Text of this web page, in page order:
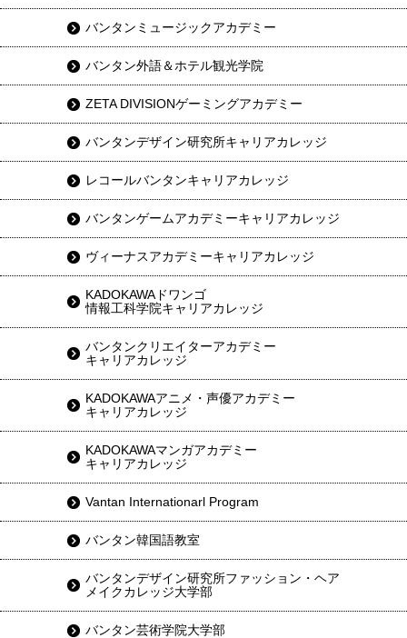
バンタンミュージックアカデミー
バンタン外語＆ホテル観光学院
ZETA DIVISIONゲーミングアカデミー
バンタンデザイン研究所キャリアカレッジ
レコールバンタンキャリアカレッジ
バンタンゲームアカデミーキャリアカレッジ
ヴィーナスアカデミーキャリアカレッジ
KADOKAWAドワンゴ
情報工科学院キャリアカレッジ
バンタンクリエイターアカデミー
キャリアカレッジ
KADOKAWAアニメ・声優アカデミー
キャリアカレッジ
KADOKAWAマンガアカデミー
キャリアカレッジ
Vantan Internationarl Program
バンタン韓国語教室
バンタンデザイン研究所ファッション・ヘア
メイクカレッジ大学部
バンタン芸術学院大学部